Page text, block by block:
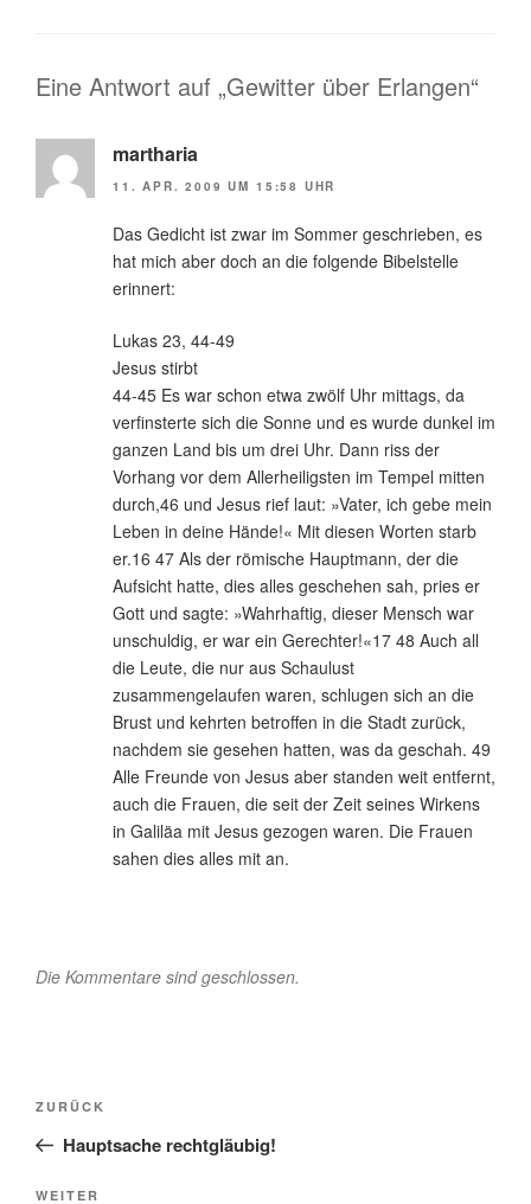
Eine Antwort auf „Gewitter über Erlangen“
martharia
11. APR. 2009 UM 15:58 UHR
Das Gedicht ist zwar im Sommer geschrieben, es
hat mich aber doch an die folgende Bibelstelle
erinnert:
Lukas 23, 44-49
Jesus stirbt
44-45 Es war schon etwa zwölf Uhr mittags, da
verfinsterte sich die Sonne und es wurde dunkel im
ganzen Land bis um drei Uhr. Dann riss der
Vorhang vor dem Allerheiligsten im Tempel mitten
durch,46 und Jesus rief laut: »Vater, ich gebe mein
Leben in deine Hände!« Mit diesen Worten starb
er.16 47 Als der römische Hauptmann, der die
Aufsicht hatte, dies alles geschehen sah, pries er
Gott und sagte: »Wahrhaftig, dieser Mensch war
unschuldig, er war ein Gerechter!«17 48 Auch all
die Leute, die nur aus Schaulust
zusammengelaufen waren, schlugen sich an die
Brust und kehrten betroffen in die Stadt zurück,
nachdem sie gesehen hatten, was da geschah. 49
Alle Freunde von Jesus aber standen weit entfernt,
auch die Frauen, die seit der Zeit seines Wirkens
in Galiläa mit Jesus gezogen waren. Die Frauen
sahen dies alles mit an.
Die Kommentare sind geschlossen.
Beitragsnavigation
Vorheriger
Beitrag
ZURÜCK
Hauptsache rechtgläubig!
Nächster
WEITER